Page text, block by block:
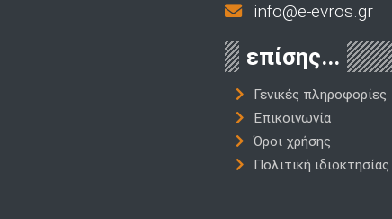
info@e-evros.gr
επίσης...
Γενικές πληροφορίες
Επικοινωνία
Όροι χρήσης
Πολιτική ιδιοκτησίας